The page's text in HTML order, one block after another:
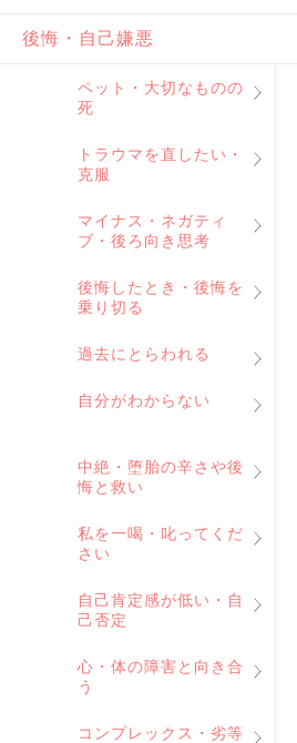
後悔・自己嫌悪
ペット・大切なものの
死
トラウマを直したい・
克服
マイナス・ネガティ
ブ・後ろ向き思考
後悔したとき・後悔を
乗り切る
過去にとらわれる
自分がわからない
中絶・堕胎の辛さや後
悔と救い
私を一喝・叱ってくだ
さい
自己肯定感が低い・自
己否定
心・体の障害と向き合
う
コンプレックス・劣等